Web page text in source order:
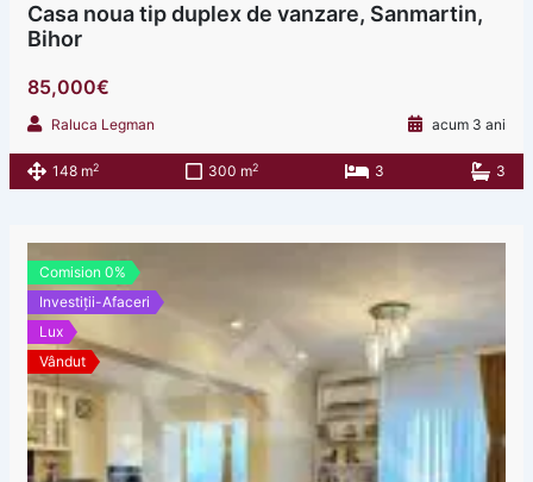
Casa noua tip duplex de vanzare, Sanmartin,
Bihor
85,000€
Raluca Legman acum 3 ani
148 m2 300 m2 3 3
Comision 0%
Investiții-Afaceri
Lux
Vândut